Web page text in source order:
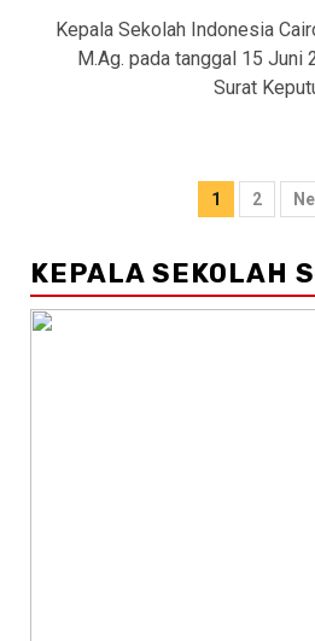
Kepala Sekolah Indonesia
M.Ag. pada tanggal 15 Juni
Surat
Posts
1 2
KEPALA SEKOLAH